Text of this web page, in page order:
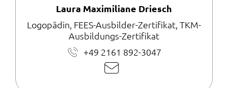
Laura Maximiliane Driesch
Logopädin, FEES-Ausbilder-Zertifikat, TKM-
Ausbildungs-Zertifikat
+49 2161 892-3047
E-